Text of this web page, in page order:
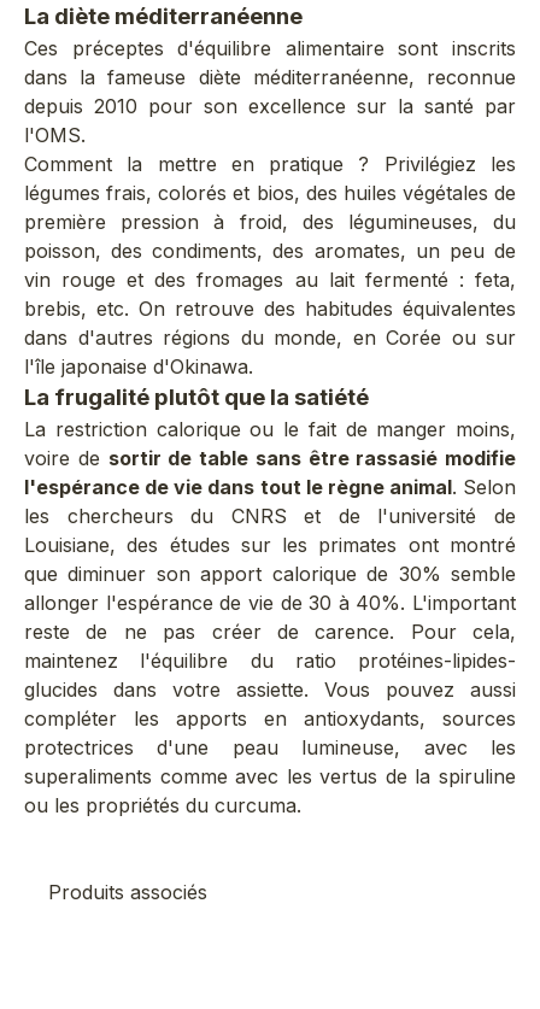
La diète méditerranéenne
Ces préceptes d'équilibre alimentaire sont inscrits
dans la fameuse diète méditerranéenne, reconnue
depuis 2010 pour son excellence sur la santé par
l'OMS.
Comment la mettre en pratique ? Privilégiez les
légumes frais, colorés et bios, des huiles végétales de
première pression à froid, des légumineuses, du
poisson, des condiments, des aromates, un peu de
vin rouge et des fromages au lait fermenté : feta,
brebis, etc. On retrouve des habitudes équivalentes
dans d'autres régions du monde, en Corée ou sur
l'île japonaise d'Okinawa.
La frugalité plutôt que la satiété
La restriction calorique ou le fait de manger moins,
voire de sortir de table sans être rassasié modifie
l'espérance de vie dans tout le règne animal. Selon
les chercheurs du CNRS et de l'université de
Louisiane, des études sur les primates ont montré
que diminuer son apport calorique de 30% semble
allonger l'espérance de vie de 30 à 40%. L'important
reste de ne pas créer de carence. Pour cela,
maintenez l'équilibre du ratio protéines-lipides-
glucides dans votre assiette. Vous pouvez aussi
compléter les apports en antioxydants, sources
protectrices d'une peau lumineuse, avec les
superaliments comme avec lesvertus de la spiruline
ou les propriétés du curcuma.
Produits associés